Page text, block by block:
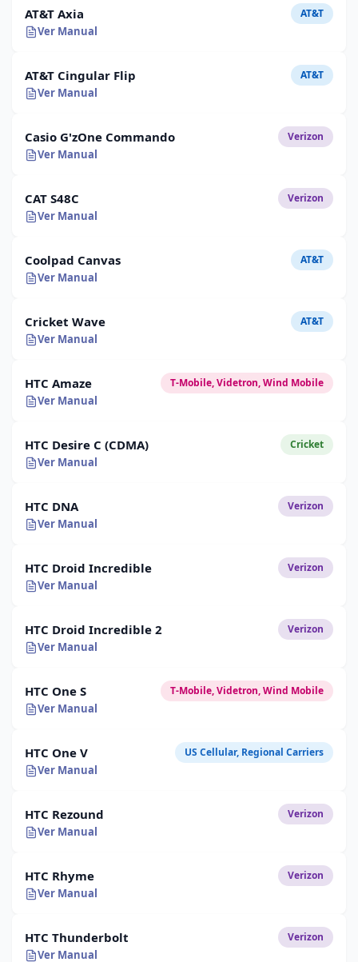
AT&T Axia AT&T
Ver Manual
AT&T Cingular Flip AT&T
Ver Manual
Casio G'zOne Commando Verizon
Ver Manual
CAT S48C Verizon
Ver Manual
Coolpad Canvas AT&T
Ver Manual
Cricket Wave AT&T
Ver Manual
HTC Amaze T-Mobile, Videtron, Wind Mobile
Ver Manual
HTC Desire C (CDMA) Cricket
Ver Manual
HTC DNA Verizon
Ver Manual
HTC Droid Incredible Verizon
Ver Manual
HTC Droid Incredible 2 Verizon
Ver Manual
HTC One S T-Mobile, Videtron, Wind Mobile
Ver Manual
HTC One V US Cellular, Regional Carriers
Ver Manual
HTC Rezound Verizon
Ver Manual
HTC Rhyme Verizon
Ver Manual
HTC Thunderbolt Verizon
Ver Manual